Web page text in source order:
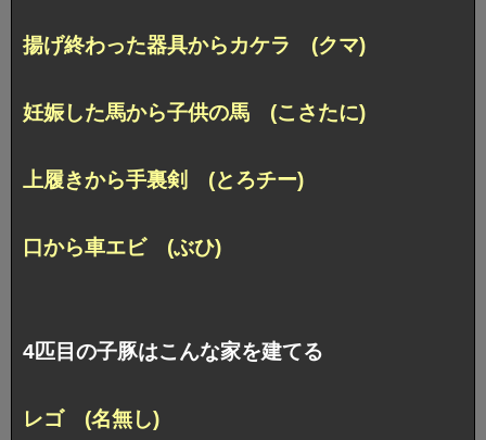
揚げ終わった器具からカケラ (クマ)
妊娠した馬から子供の馬 (こさたに)
上履きから手裏剣 (とろチー)
口から車エビ (ぶひ)
4匹目の子豚はこんな家を建てる
レゴ (名無し)